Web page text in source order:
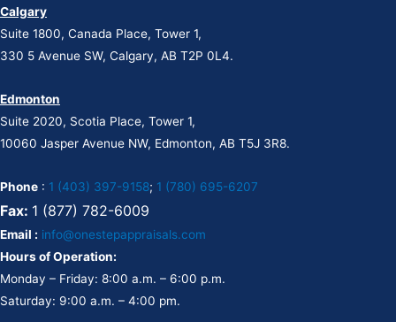
Calgary
Suite 1800, Canada Place, Tower 1,
330 5 Avenue SW, Calgary, AB T2P 0L4.
Edmonton
Suite 2020, Scotia Place, Tower 1,
10060 Jasper Avenue NW, Edmonton, AB T5J 3R8.
Phone : 1 (403) 397-9158; 1 (780) 695-6207
Fax: 1 (877) 782-6009
Email : info@onestepappraisals.com
Hours of Operation:
Monday – Friday: 8:00 a.m. – 6:00 p.m.
Saturday: 9:00 a.m. – 4:00 pm.